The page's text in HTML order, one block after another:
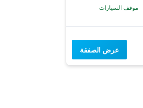
موقف السيارات
عرض الصفقة